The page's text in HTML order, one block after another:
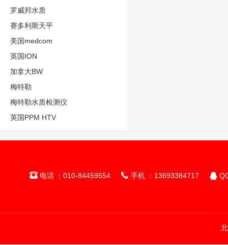
罗威邦水质
赛多利斯天平
美国medcom
英国ION
加拿大BW
梅特勒
梅特勒水质检测仪
英国PPM HTV
电话 ：010-84459554  手机 ：13693384717 